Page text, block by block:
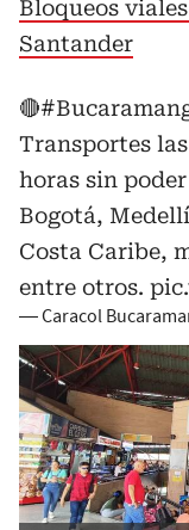
Bloqueos
Santander
🔴
Transportes
horas sin
Bogotá,
Costa Caribe,
entre otros.
— Caracol